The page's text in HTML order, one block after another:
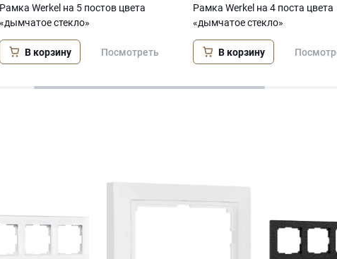
Рамка Werkel на 5 постов цвета
«дымчатое стекло»
В корзину Посмотреть
Рамка Werkel на 4 поста цвета
«дымчатое стекло»
В корзину